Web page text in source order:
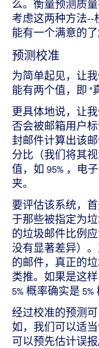
么。衡量预测质
考虑这两种方法--
能有一个满意的了
预测校准
为简单起见，让
能有两个值，即 "
更具体地说，让
否会被邮箱用户
封邮件计算出该
分比（我们将其
值，如 95% ，电
夹。
要评估该系统，
于那些被指定为
的垃圾邮件比例
没有显著差异）
的邮件，真正的
类推。如果是这
5% 概率确实是 5%
经过校准的预测
如，我们可以适
可以预先估计误